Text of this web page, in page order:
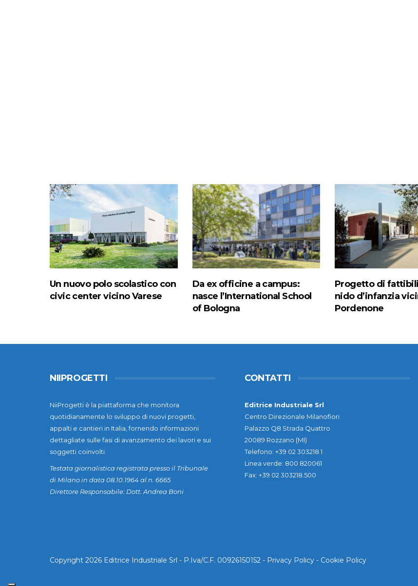
Un nuovo polo scolastico con
civic center vicino Varese
Da ex officine a campus:
nasce l’International School
of Bologna
Progetto di
nido d’infanzia
Pordenone
NIIPROGETTI
NiiProgetti è la piattaforma che monitora
quotidianamente lo sviluppo di nuovi progetti,
appalti e cantieri in Italia, fornendo informazioni
dettagliate sulle fasi di avanzamento dei lavori e sui
soggetti coinvolti.
Testata giornalistica registrata presso il Tribunale
di Milano in data 08.10.1964 al n. 6665
Direttore Responsabile: Dott. Andrea Boni
CONTATTI
Editrice Industriale Srl
Centro Direzionale Milanofiori
Palazzo Q8 Strada Quattro
20089 Rozzano (MI)
Telefono: +39 02 303218.1
Linea verde: 800 820061
Fax: +39 02 303218.500
Copyright 2026 Editrice Industriale Srl - P.Iva/C.F. 00926150152 - Privacy Policy - Cookie Policy